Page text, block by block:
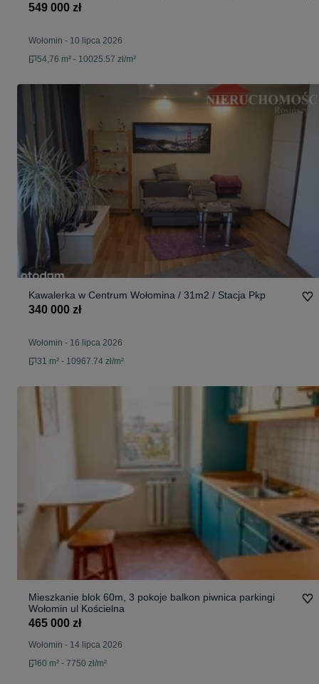
549 000 zł
Wołomin - 10 lipca 2026
54,76 m² - 10025.57 zł/m²
Kawalerka w Centrum Wołomina / 31m2 / Stacja Pkp
340 000 zł
Wołomin - 16 lipca 2026
31 m² - 10967.74 zł/m²
Mieszkanie blok 60m, 3 pokoje balkon piwnica parkingi
Wołomin ul Kościelna
465 000 zł
Wołomin - 14 lipca 2026
60 m² - 7750 zł/m²